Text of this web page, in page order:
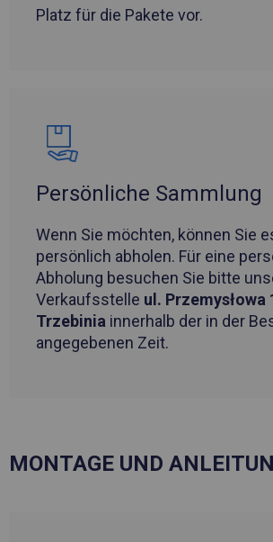
Platz für die Pakete vor.
Persönliche Sammlung
Wenn Sie möchten, können Sie
persönlich abholen. Für eine
Abholung besuchen Sie bitte
Verkaufsstelle ul. Przemysłowa
Trzebinia innerhalb der in der
angegebenen Zeit.
MONTAGE UND